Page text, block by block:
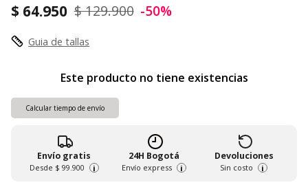
$ 64.950 $ 129.900 -50%
Guia de tallas
Este producto no tiene existencias
Calcular tiempo de envío
Envío gratis
Desde $ 99.900 i
24H Bogotá
Envío express i
Devoluciones
Sin costo i